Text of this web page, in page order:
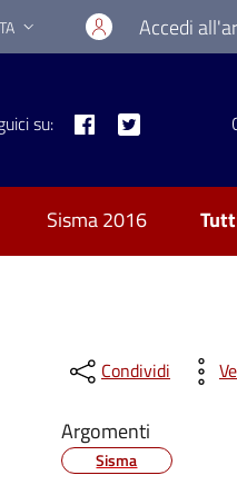
attiva: Accedi
su: Facebook
Sisma 2016
Condividi
Argomenti
Sisma